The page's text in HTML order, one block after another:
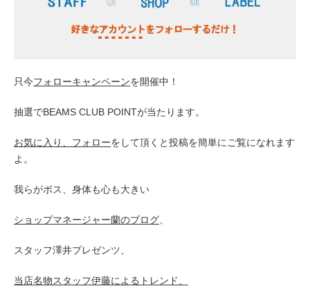
只今フォローキャンペーンを開催中！
抽選でBEAMS CLUB POINTが当たります。
お気に入り、フォローをして頂くと投稿を簡単にご覧になれます
よ。
我らがボス、身体も心も大きい
ショップマネージャー蘭のブログ
スタッフ澤井プレゼンツ、
当店名物スタッフ伊藤による トレンド、